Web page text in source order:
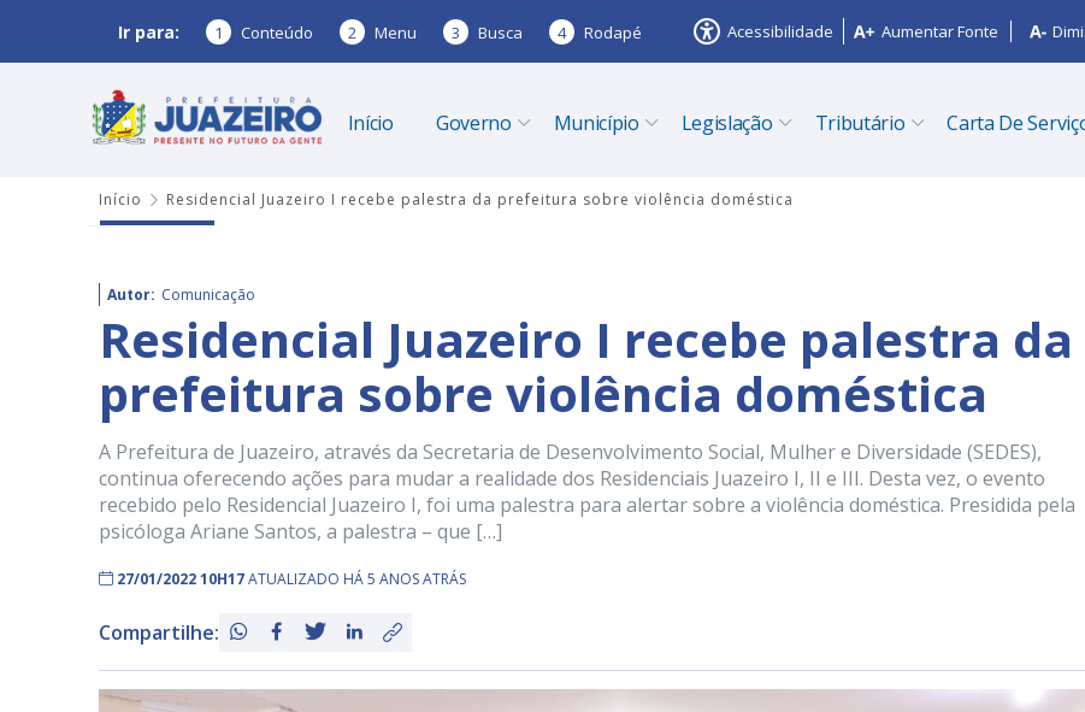
Ir para: 1 Conteúdo 2 Menu 3 Busca 4 Rodapé Acessibilidade Aumentar Fonte
Início Governo Município Legislação Tributário Carta De
Início Residencial Juazeiro I recebe palestra da prefeitura sobre violência doméstica
Autor: Comunicação
Residencial Juazeiro I recebe palestra da
prefeitura sobre violência doméstica
A Prefeitura de Juazeiro, através da Secretaria de Desenvolvimento Social, Mulher e Diversidade (SEDES),
continua oferecendo ações para mudar a realidade dos Residenciais Juazeiro I, II e III. Desta vez, o evento
recebido pelo Residencial Juazeiro I, foi uma palestra para alertar sobre a violência doméstica. Presidida pela
psicóloga Ariane Santos, a palestra – que […]
27/01/2022 10H17ATUALIZADO HÁ 5 ANOS ATRÁS
Compartilhe: